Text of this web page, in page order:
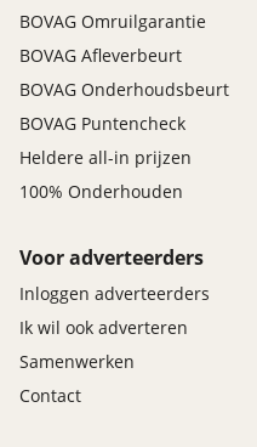
BOVAG Omruilgarantie
BOVAG Afleverbeurt
BOVAG Onderhoudsbeurt
BOVAG Puntencheck
Heldere all-in prijzen
100% Onderhouden
Voor adverteerders
Inloggen adverteerders
Ik wil ook adverteren
Samenwerken
Contact